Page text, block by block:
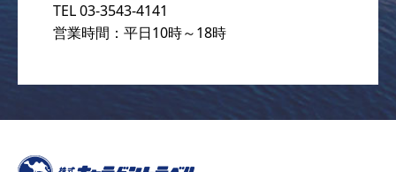
TEL 03-3543-4141
営業時間：平日10時～18時